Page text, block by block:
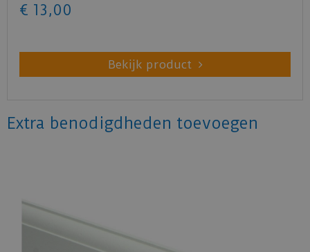
€ 13 ,00
Bekijk product
Extra benodigdheden toevoegen